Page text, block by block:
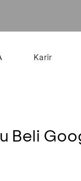
Karir
Beli